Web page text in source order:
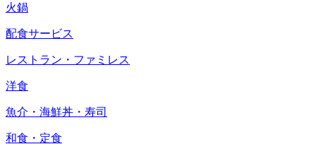
火鍋
配食サービス
レストラン・ファミレス
洋食
魚介・海鮮丼・寿司
和食・定食